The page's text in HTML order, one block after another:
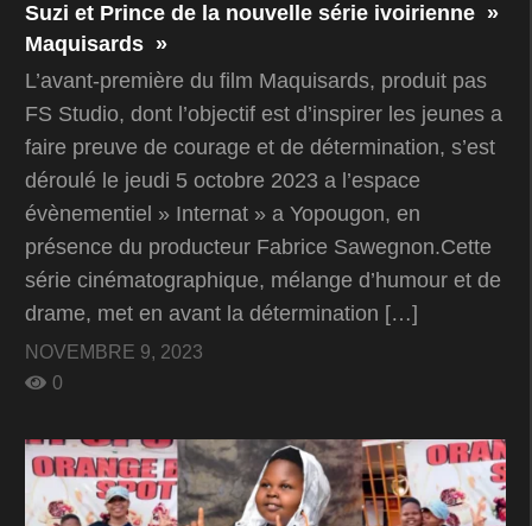
Suzi et Prince de la nouvelle série ivoirienne »
Maquisards »
L’avant-première du film Maquisards, produit pas
FS Studio, dont l’objectif est d’inspirer les jeunes a
faire preuve de courage et de détermination, s’est
déroulé le jeudi 5 octobre 2023 a l’espace
évènementiel » Internat » a Yopougon, en
présence du producteur Fabrice Sawegnon.Cette
série cinématographique, mélange d’humour et de
drame, met en avant la détermination […]
NOVEMBRE 9, 2023
0